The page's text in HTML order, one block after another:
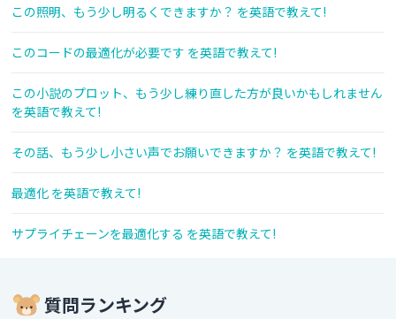
この照明、もう少し明るくできますか？ を英語で教えて!
このコードの最適化が必要です を英語で教えて!
この小説のプロット、もう少し練り直した方が良いかもしれません
を英語で教えて!
その話、もう少し小さい声でお願いできますか？ を英語で教えて!
最適化 を英語で教えて!
サプライチェーンを最適化する を英語で教えて!
質問ランキング